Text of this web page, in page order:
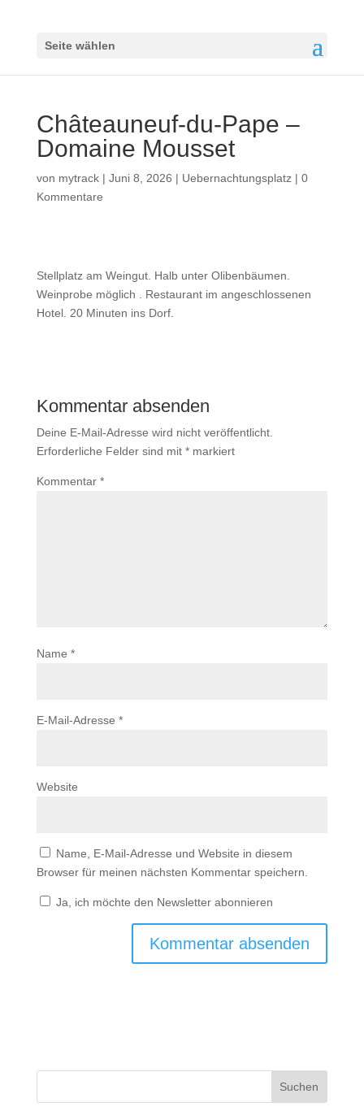
Seite wählen
Châteauneuf-du-Pape –
Domaine Mousset
von mytrack| Juni 8, 2026 | Uebernachtungsplatz| 0
Kommentare
Stellplatz am Weingut. Halb unter Olibenbäumen.
Weinprobe möglich . Restaurant im angeschlossenen
Hotel. 20 Minuten ins Dorf.
Kommentar absenden
Deine E-Mail-Adresse wird nicht veröffentlicht.
Erforderliche Felder sind mit *markiert
Kommentar *
Name *
E-Mail-Adresse *
Website
Name, E-Mail-Adresse und Website in diesem
Browser für meinen nächsten Kommentar speichern.
Ja, ich möchte den Newsletter abonnieren
Suchen